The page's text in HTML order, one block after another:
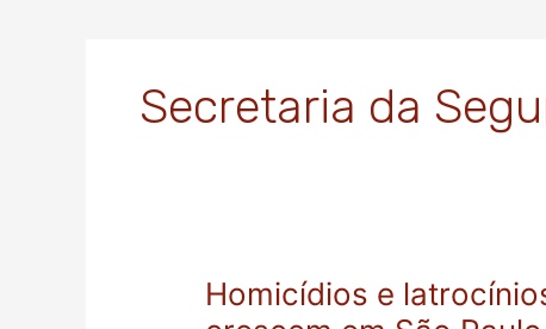
Secretaria da
Homicídios e
Homicídios